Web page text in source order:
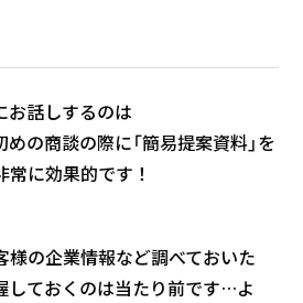
お話しするのは
の商談の際に「簡易提案資料」を
に効果的です！
様の企業情報など調べておいた
しておくのは当たり前です…よ